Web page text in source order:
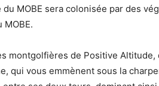
MOBE sera colonisée par des
montgolfières de Positive Altitude,
qui vous emmènent sous la